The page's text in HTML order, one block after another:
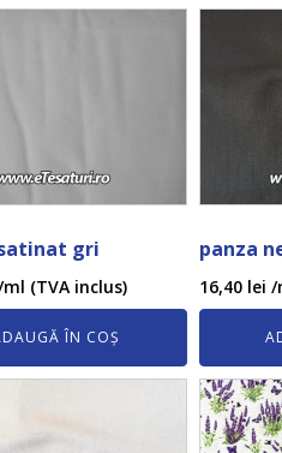
gri
(TVA inclus)
ÎN COȘ
panza
16,40 lei /